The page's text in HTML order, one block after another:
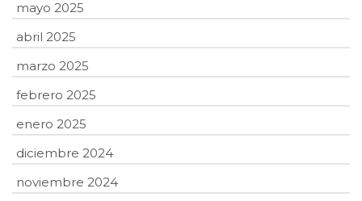
mayo 2025
abril 2025
marzo 2025
febrero 2025
enero 2025
diciembre 2024
noviembre 2024